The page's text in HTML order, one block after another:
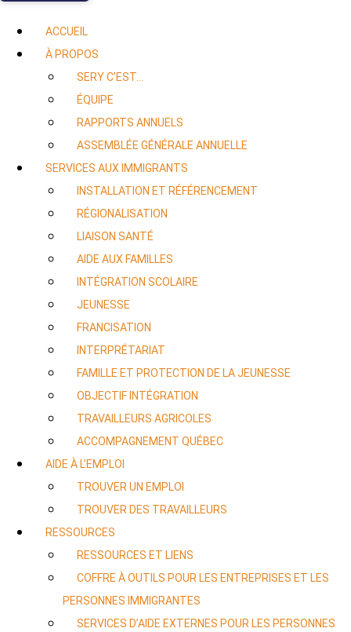
ACCUEIL
À PROPOS
SERY C’EST…
ÉQUIPE
RAPPORTS ANNUELS
ASSEMBLÉE GÉNÉRALE ANNUELLE
SERVICES AUX IMMIGRANTS
INSTALLATION ET RÉFÉRENCEMENT
RÉGIONALISATION
LIAISON SANTÉ
AIDE AUX FAMILLES
INTÉGRATION SCOLAIRE
JEUNESSE
FRANCISATION
INTERPRÉTARIAT
FAMILLE ET PROTECTION DE LA JEUNESSE
OBJECTIF INTÉGRATION
TRAVAILLEURS AGRICOLES
ACCOMPAGNEMENT QUÉBEC
AIDE À L’EMPLOI
TROUVER UN EMPLOI
TROUVER DES TRAVAILLEURS
RESSOURCES
RESSOURCES ET LIENS
COFFRE À OUTILS POUR LES ENTREPRISES ET LES
PERSONNES IMMIGRANTES
SERVICES D’AIDE EXTERNES POUR LES PERSONNES